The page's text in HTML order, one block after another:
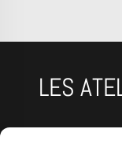
LES